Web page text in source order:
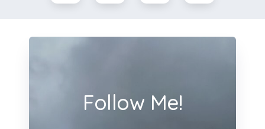
Follow Me!